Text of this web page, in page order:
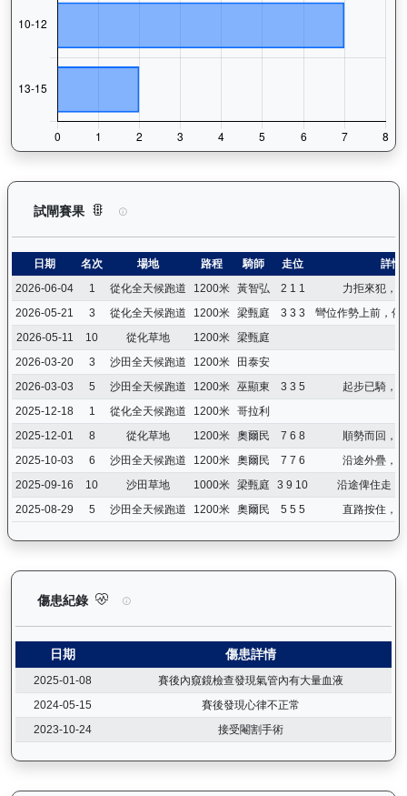
試閘賽果 領創動力（J058）— 試閘賽果紀錄：查看馬匹
日期 名次 場地 路程 騎師 走位
詳情
2026-06-04
1 從化全天候跑道 1200米 黃智弘 2 1 1
力拒來犯，
2026-05-21
3 從化全天候跑道 1200米 梁甄庭 3 3 3
彎位作勢上前，催
2026-05-11
10 從化草地 1200米 梁甄庭
2026-03-20
3 沙田全天候跑道 1200米
田泰安
2026-03-03
5 沙田全天候跑道 1200米 巫顯東 3 3 5
起步已騎，
2025-12-18
1 從化全天候跑道 1200米 哥拉利
2025-12-01
8 從化草地 1200米 奧爾民 7 6 8
順勢而回，
2025-10-03
6 沙田全天候跑道 1200米 奧爾民 7 7 6
沿途外疊，
2025-09-16
10 沙田草地 1000米 梁甄庭 3 9 10
沿途俾住走，
2025-08-29
5 沙田全天候跑道 1200米 奧爾民 5 5 5 直路按住，
傷患紀錄 領創動力（J058）— 傷患紀錄：查看馬匹完整
日期 傷患詳情
2025-01-08
賽後內窺鏡檢查發現氣管內有大量血液
2024-05-15
賽後發現心律不正常
2023-10-24
接受閹割手術